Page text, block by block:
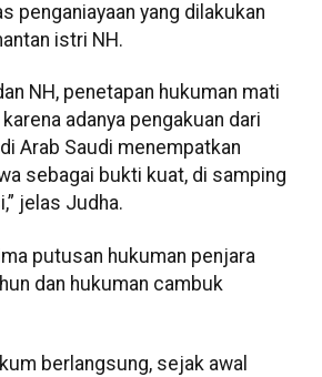
penganiayaan yang dilakukan
istri NH.
NH, penetapan hukuman mati
adanya pengakuan dari
Arab Saudi menempatkan
sebagai bukti kuat, di samping
jelas Judha.
putusan hukuman penjara
dan hukuman cambuk
berlangsung, sejak awal